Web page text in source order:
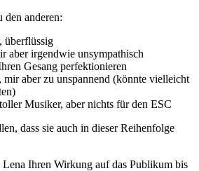
anderen:
überflüssig
aber irgendwie unsympathisch
Gesang perfektionieren
mir aber zu unspannend (könnte vielleicht
Musiker, aber nichts für den ESC
dass sie auch in dieser Reihenfolge
Lena Ihren Wirkung auf das Publikum bis